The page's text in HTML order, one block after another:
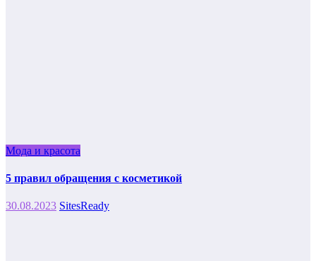
Мода и красота
5 правил обращения с косметикой
30.08.2023 SitesReady